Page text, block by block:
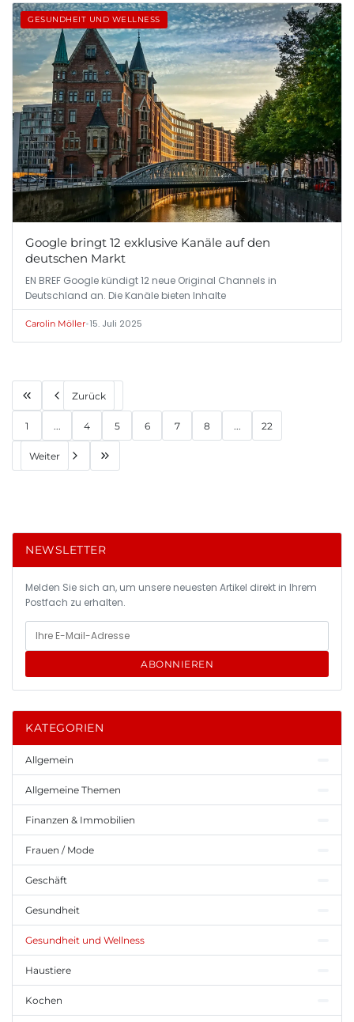
GESUNDHEIT UND WELLNESS
Google bringt 12 exklusive Kanäle auf den
deutschen Markt
EN BREF Google kündigt 12 neue Original Channels in
Deutschland an. Die Kanäle bieten Inhalte
Carolin Möller•15. Juli 2025
Zurück
1 ... 4 5 6 7 8 ... 22
Weiter
NEWSLETTER
Melden Sie sich an, um unsere neuesten Artikel direkt in Ihrem
Postfach zu erhalten.
ABONNIEREN
KATEGORIEN
Allgemein
Allgemeine Themen
Finanzen & Immobilien
Frauen / Mode
Geschäft
Gesundheit
Gesundheit und Wellness
Haustiere
Kochen